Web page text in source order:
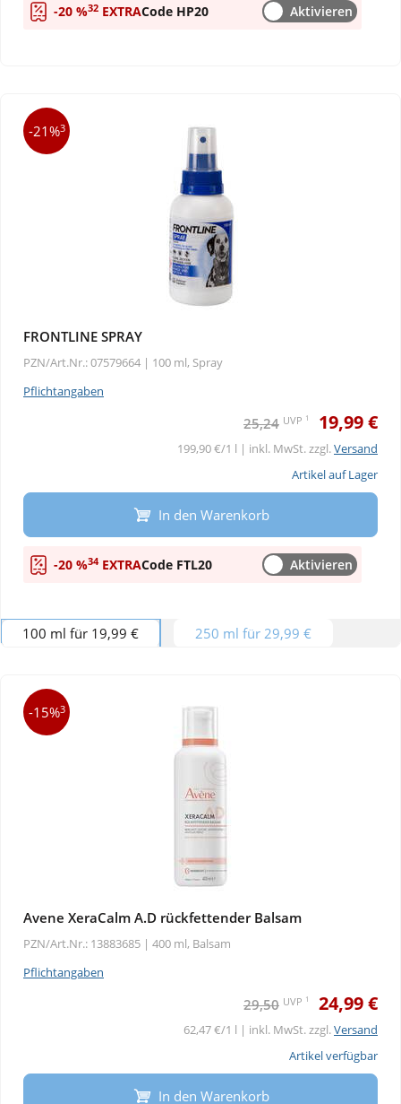
-20 %32 EXTRACode HP20 Aktivieren
-21%3
FRONTLINE SPRAY
PZN/Art.Nr.: 07579664 | 100 ml, Spray
Pflichtangaben
25,24 UVP 1 19,99 €
199,90 €/1 l | inkl. MwSt. zzgl.Versand
Artikel auf Lager
In den Warenkorb
-20 %34EXTRACode FTL20 Aktivieren
100 ml für 19,99 € 250 ml für 29,99 €
-15%3
Avene XeraCalm A.D rückfettender Balsam
PZN/Art.Nr.: 13883685 | 400 ml, Balsam
Pflichtangaben
29,50 UVP 1 24,99 €
62,47 €/1 l | inkl. MwSt. zzgl.Versand
Artikel verfügbar
In den Warenkorb